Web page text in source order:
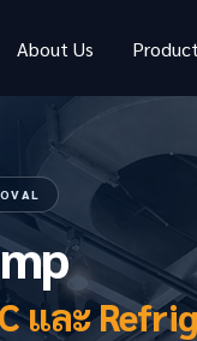
About Us
และ